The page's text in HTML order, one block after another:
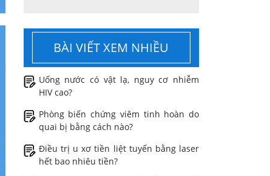
BÀI VIẾT XEM NHIỀU
Uống nước có vật lạ, nguy cơ nhiễm
HIV cao?
Phòng biến chứng viêm tinh hoàn do
quai bị bằng cách nào?
Điều trị u xơ tiền liệt tuyến bằng laser
hết bao nhiêu tiền?